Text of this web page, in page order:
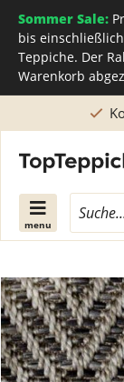
Sommer Sale:
bis
Teppiche. Der
Warenkorb
menu